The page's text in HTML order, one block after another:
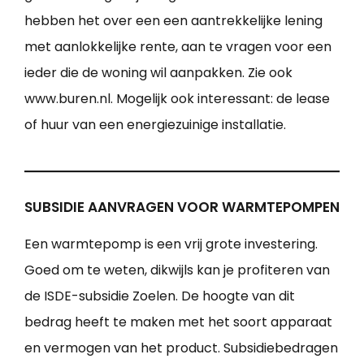
hebben het over een een aantrekkelijke lening
met aanlokkelijke rente, aan te vragen voor een
ieder die de woning wil aanpakken. Zie ook
www.buren.nl. Mogelijk ook interessant: de lease
of huur van een energiezuinige installatie.
SUBSIDIE AANVRAGEN VOOR WARMTEPOMPEN
Een warmtepomp is een vrij grote investering.
Goed om te weten, dikwijls kan je profiteren van
de ISDE-subsidie Zoelen. De hoogte van dit
bedrag heeft te maken met het soort apparaat
en vermogen van het product. Subsidiebedragen